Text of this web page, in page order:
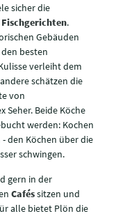
sicher die
Fischgerichten.
Gebäuden
besten
verleiht dem
schätzen die
von
Seher. Beide Köche
werden: Kochen
den Köchen über die
schwingen.
gern in der
Caféssitzen und
alle bietet Plön die